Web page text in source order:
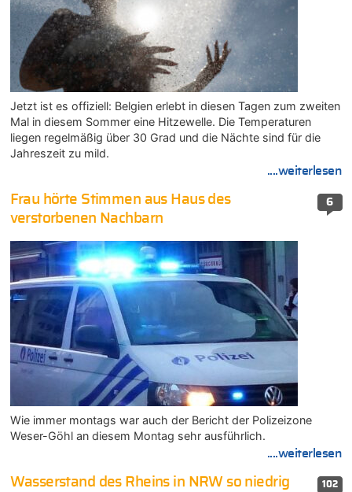
Jetzt ist es offiziell: Belgien erlebt in diesen Tagen zum zweiten
Mal in diesem Sommer eine Hitzewelle. Die Temperaturen
liegen regelmäßig über 30 Grad und die Nächte sind für die
Jahreszeit zu mild.
....weiterlesen
6
Frau hörte Stimmen aus Haus des
verstorbenen Nachbarn
Wie immer montags war auch der Bericht der Polizeizone
Weser-Göhl an diesem Montag sehr ausführlich.
....weiterlesen
102
Wasserstand des Rheins in NRW so niedrig